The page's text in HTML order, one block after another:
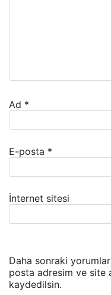
Ad *
E-posta *
İnternet sitesi
Daha sonraki
posta adresim ve site
kaydedilsin.